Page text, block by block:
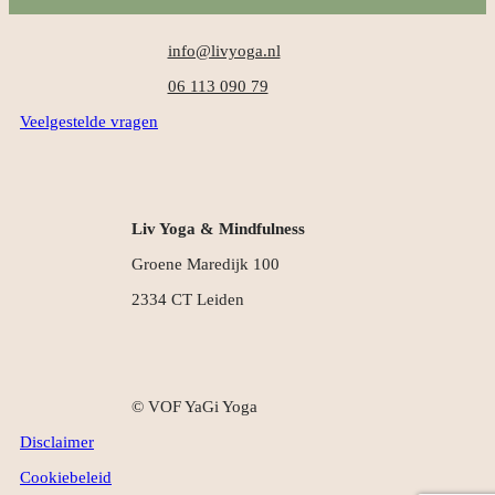
info@livyoga.nl
06 113 090 79
Veelgestelde vragen
Liv Yoga & Mindfulness
Groene Maredijk 100
2334 CT Leiden
© VOF YaGi Yoga
Disclaimer
Cookiebeleid